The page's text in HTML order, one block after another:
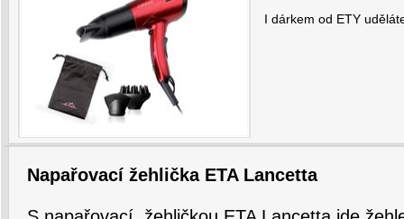
I dárkem od ETY
Napařovací žehlička ETA Lancetta